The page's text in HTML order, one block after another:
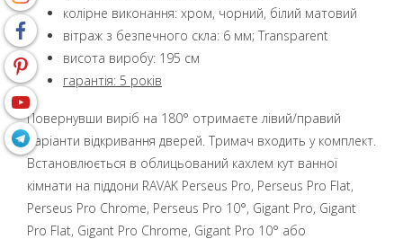
колірне виконання: хром, чорний, білий матовий
вітраж з безпечного скла: 6 мм; Transparent
висота виробу: 195 см
гарантія: 5 років
Повернувши виріб на 180° отримаєте лівий/правий
варіанти відкривання дверей. Тримач входить у комплект.
Встановлюється в облицьований кахлем кут ванної
кімнати на піддони RAVAK Perseus Pro, Perseus Pro Flat,
Perseus Pro Chrome, Perseus Pro 10°, Gigant Pro, Gigant
Pro Flat, Gigant Pro Chrome, Gigant Pro 10° або